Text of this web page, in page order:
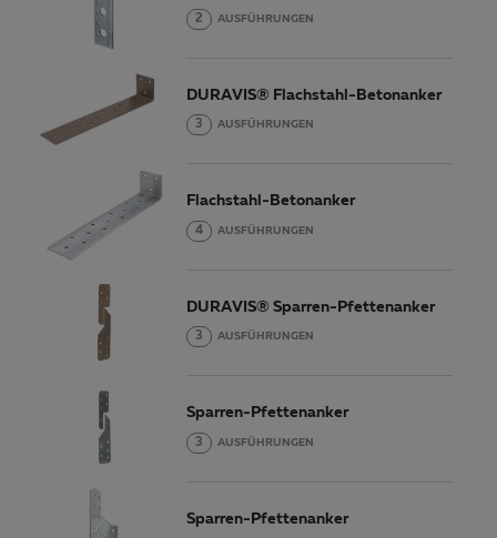
2 AUSFÜHRUNGEN
DURAVIS® Flachstahl-Betonanker
3 AUSFÜHRUNGEN
Flachstahl-Betonanker
4 AUSFÜHRUNGEN
DURAVIS® Sparren-Pfettenanker
3 AUSFÜHRUNGEN
Sparren-Pfettenanker
3 AUSFÜHRUNGEN
Sparren-Pfettenanker